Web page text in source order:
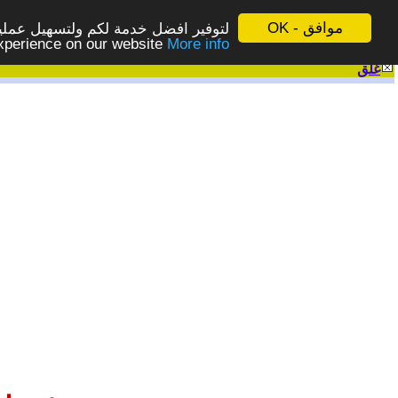
موافق - OK
لتوفير افضل خدمة لكم ولتسهيل
on our website More info - المزيد
غلق